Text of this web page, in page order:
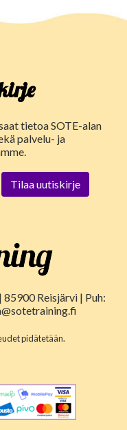
tietoa SOTE-alan
palvelu- ja
Reisjärvi | Puh:
pidätetään.